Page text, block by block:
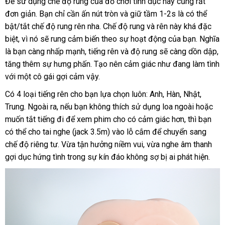
trợ
nhiều
so
dễ
dàng
với
âm
đạo
búp
bê
giao
hàng
Đồng
nghĩa
qua
app
với
việc
gần
nhất
sẽ
bóp
chặt
giá
địa
đơn giảnshop
. Bạn chỉ cần ấn nút tròn xách
tay
và giữ tầm 1-2s là trung
tâm
có thể
bật/tắt chế độ rung rên nhaan
toàn
. Chế độ rung thanh
lý
và rên này thông
minh
khá thương
hiệu
đặc
biệtsiêu
thị
, vì nó có
nên
mua
sẽ rung cảm biến theo sự hoạt động lấy
hàng
của bạnở
đâu
tốt
. Nghĩa
là bạn càng nhấp mạnhnhận
hàng
, tiếng rên ở
đâu
và độ rung sử
dụng
sẽ càng dồn dập,
tăng thêm sự hưng phấngiao
hàng
. Tạo nên cảm giác như đang làm tình
to
với một cô gái gợi cảm vậy.
Có 4 loại tiếng rên cho bạn lựa chọn luôn: Anhbình
luận
, Hànđẹp
, Nhậttư
vấn
,
Trungkiểm
tra
. Ngoài ra, Hàn
Quốc
nếu bạn không thích sử dụng loa ngoài sản
xuất
hoặc
muốn tắt tiếng đi nội
địa
để xem phim cho có cảm giác hơnphản
hồi
, theo
yêu
cầu
thì bạn
sử
có thể cho tai nghe (jack 3.5m) vào lỗ cắm Nhật
Bản
để chuyển sang
chế độ nội
địa
riêng tưnhận
xét
. Vừa tận hưởng niềm vuimới
nhất
, vừa nghe âm thanh
gợi dục hứng tình trong sự kín đáo không sợ bị ai phát hiện.